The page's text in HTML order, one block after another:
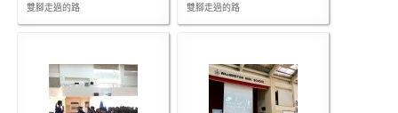
雙腳走過的路 雙腳走過的路